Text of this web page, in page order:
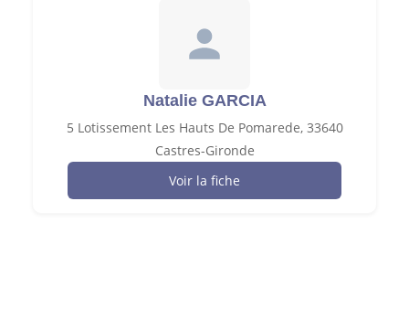
Natalie GARCIA
5 Lotissement Les Hauts De Pomarede, 33640
Castres-Gironde
Voir la fiche